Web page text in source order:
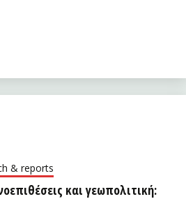
& reports
και γεωπολιτική: